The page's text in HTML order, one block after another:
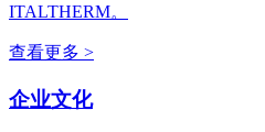
ITALTHERM。
查看更多 >
企业文化